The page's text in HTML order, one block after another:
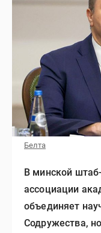
Белта
В минской
ассоциации
объединяет
Содружества,